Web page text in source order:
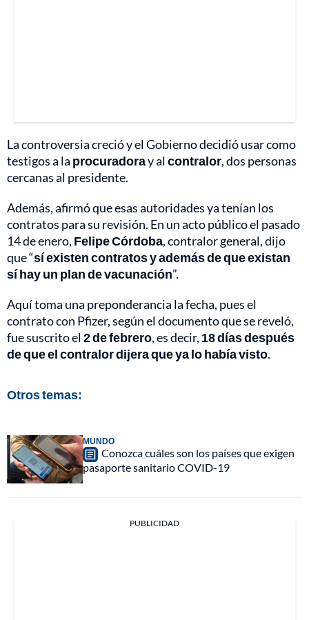
La controversia creció y el Gobierno decidió usar como
testigos a la procuradoray alcontralor, dos personas
cercanas al presidente.
Además, afirmó que esas autoridades ya tenían los
contratos para su revisión. En un acto público el pasado
14 de enero, Felipe Córdoba, contralor general, dijo
que “sí existen contratos y además de que existan
sí hay un plan de vacunación”.
Aquí toma una preponderancia la fecha, pues el
contrato con Pfizer, según el documento que se reveló,
fue suscrito el2 de febrero, es decir, 18 días después
de que el contralor dijera que ya lo había visto.
Otros temas:
MUNDO
Conozca cuáles son los países que exigen
pasaporte sanitario COVID-19
PUBLICIDAD